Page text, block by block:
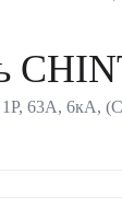
63А, 6кА,